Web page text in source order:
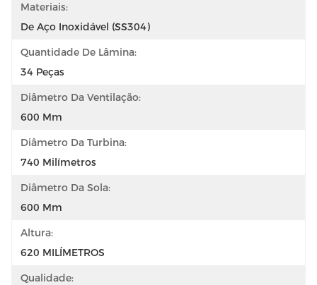
Materiais:
De Aço Inoxidável (SS304)
Quantidade De Lâmina:
34 Peças
Diâmetro Da Ventilação:
600 Mm
Diâmetro Da Turbina:
740 Milímetros
Diâmetro Da Sola:
600 Mm
Altura:
620 MILÍMETROS
Qualidade: